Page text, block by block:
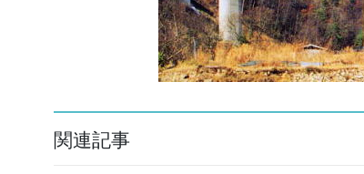
関連記事